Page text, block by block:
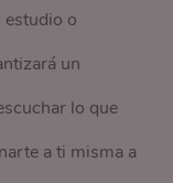
estudio o
un
lo que
a ti misma a